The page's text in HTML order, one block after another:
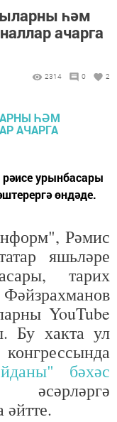
һәм
ачарга
2314 0 2
урынбасары
өндәде.
Рәмис
яшьләре
тарих
YouTube
Бу хакта ул
бәхәс